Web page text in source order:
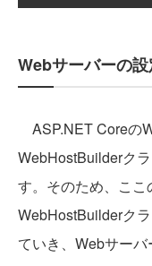
Webサーバーの
ASP.NET Coreの
WebHostBuilderク
す。そのため、ここ
WebHostBuilderク
ていき、Webサーバ